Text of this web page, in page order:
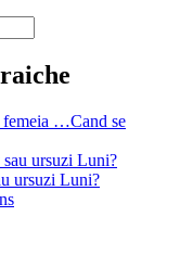
Cand se
ursuzi Luni?